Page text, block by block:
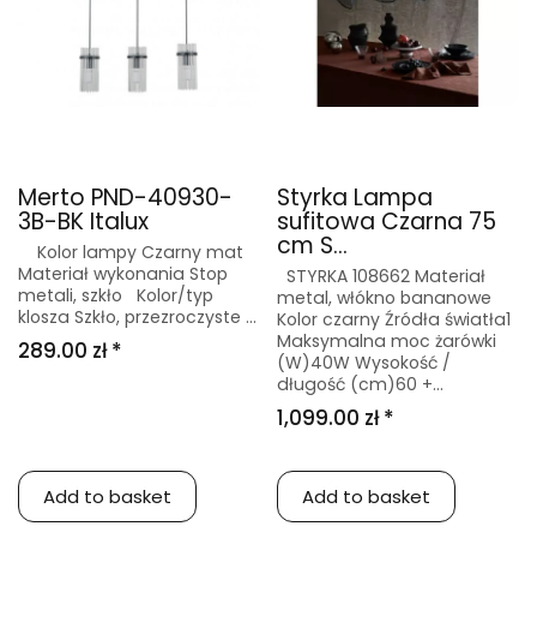
Merto PND-40930-
3B-BK Italux
Kolor lampy Czarny mat
Materiał wykonania Stop
metali, szkło Kolor/typ
klosza Szkło, przezroczyste ...
289.00 zł *
Add to basket
Styrka Lampa
sufitowa Czarna 75
cm S...
STYRKA 108662 Materiał
metal, włókno bananowe
Kolor czarny Źródła światła1
Maksymalna moc żarówki
(W)40W Wysokość /
długość (cm)60 +...
1,099.00 zł *
Add to basket